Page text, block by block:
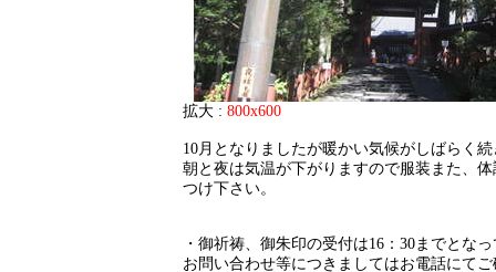
拡大 : 800x600
10月となりましたが暖かい気候がしばらく
朝と夜は気温が下がりますので服装また、
つけ下さい。
・御祈祷、御朱印の受付は16：30までとな
お問い合わせ等につきましてはお電話にて